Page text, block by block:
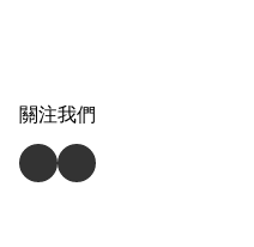
關注我們